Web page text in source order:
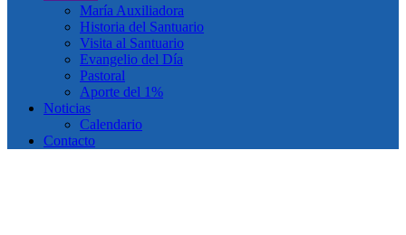
María Auxiliadora
Historia del Santuario
Visita al Santuario
Evangelio del Día
Pastoral
Aporte del 1%
Noticias
Calendario
Contacto